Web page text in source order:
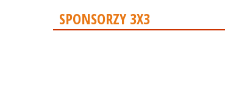
SPONSORZY 3X3